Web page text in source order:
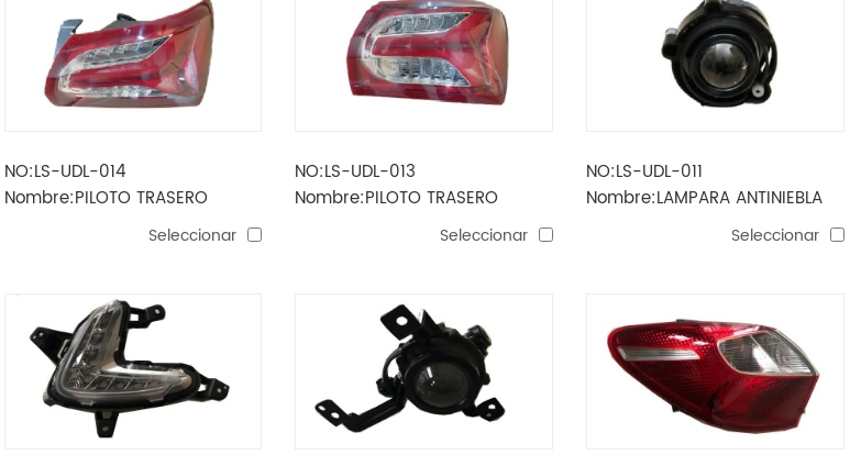
NO:LS-UDL-014
Nombre:PILOTO TRASERO
Seleccionar
NO:LS-UDL-013
Nombre:PILOTO TRASERO
Seleccionar
NO:LS-UDL-011
Nombre:LAMPARA ANTINIEBLA
CRUZE 2016-2017 EE.UU.Seleccionar